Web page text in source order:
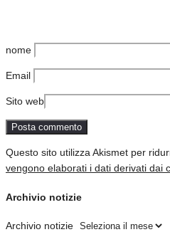
nome
Email
Sito web
Questo sito utilizza Akismet per
vengono elaborati i dati derivati dai
Archivio notizie
Archivio notizie